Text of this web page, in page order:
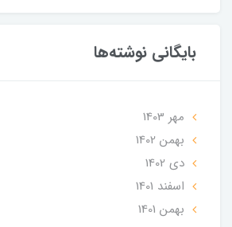
بایگانی نوشته‌ها
مهر 1403
بهمن 1402
دی 1402
اسفند 1401
بهمن 1401